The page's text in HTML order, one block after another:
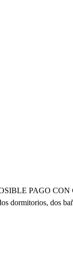
PAGO
dormitorios, dos